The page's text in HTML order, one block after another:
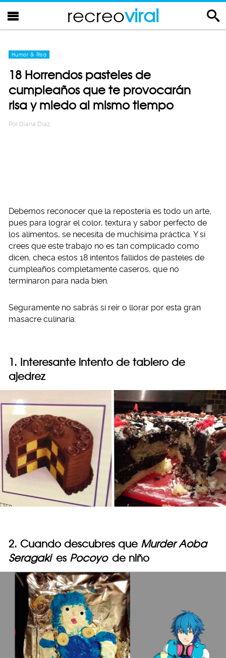
recreoviral
Humor & Risa
18 Horrendos pasteles de
cumpleaños que te provocarán
risa y miedo al mismo tiempo
Por Diana Diaz
Debemos reconocer que la repostería es todo un arte,
pues para lograr el color, textura y sabor perfecto de
los alimentos, se necesita de muchísima práctica. Y si
crees que este trabajo no es tan complicado como
dicen, checa estos 18 intentos fallidos de pasteles de
cumpleaños completamente caseros, que no
terminaron para nada bien.
Seguramente no sabrás si reír o llorar por esta gran
masacre culinaria.
1. Interesante intento de tablero de
ajedrez
2. Cuando descubres que Murder Aoba
Seragakies Pocoyo de niño